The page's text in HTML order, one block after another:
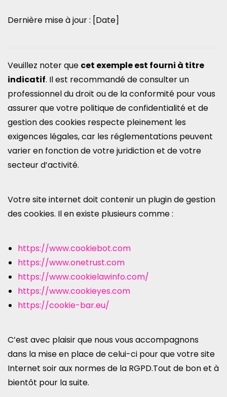
Dernière mise à jour : [Date]
Veuillez noter que cet exemple est fourni à titre
indicatif. Il est recommandé de consulter un
professionnel du droit ou de la conformité pour vous
assurer que votre politique de confidentialité et de
gestion des cookies respecte pleinement les
exigences légales, car les réglementations peuvent
varier en fonction de votre juridiction et de votre
secteur d’activité.
Votre site internet doit contenir un plugin de gestion
des cookies. Il en existe plusieurs comme :
https://www.cookiebot.com
https://www.onetrust.com
https://www.cookielawinfo.com/
https://www.cookieyes.com
https://cookie-bar.eu/
C’est avec plaisir que nous vous accompagnons
dans la mise en place de celui-ci pour que votre site
Internet soir aux normes de la RGPD.Tout de bon et à
bientôt pour la suite.